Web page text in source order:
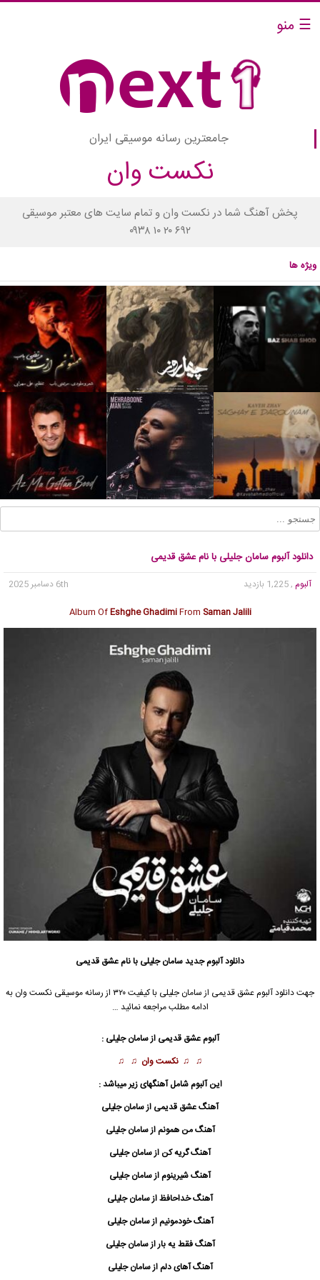
☰ منو
جامعترین رسانه موسیقی ایران
نکست وان
پخش آهنگ شما در نکست وان و تمام سایت های معتبر موسیقی
۰۹۳۸ ۱۰ ۲۰ ۶۹۲
ویژه ها
دانلود آلبوم سامان جلیلی با نام عشق قدیمی
آلبوم , 1,225 بازدید
6th دسامبر 2025
Album OfEshghe GhadimiFrom Saman Jalili
دانلود آلبوم جدیدسامان جلیلی با نام عشق قدیمی
جهت دانلود آلبوم عشق قدیمی از سامان جلیلی با کیفیت ۳۲۰ از رسانه موسیقی نکست وان به
ادامه مطلب مراجعه نمائید …
آلبوم عشق قدیمی از سامان جلیلی :
♫ ♫ نکست وان ♫ ♫
این آلبوم شامل آهنگهای زیر میباشد :
آهنگ عشق قدیمی ازسامان جلیلی
آهنگ من همونم ازسامان جلیلی
آهنگ گریه کن ازسامان جلیلی
آهنگ شیرینوم ازسامان جلیلی
آهنگ خداحافظ ازسامان جلیلی
آهنگ خودمونیم ازسامان جلیلی
آهنگ فقط یه بار ازسامان جلیلی
آهنگ آهای دلم ازسامان جلیلی